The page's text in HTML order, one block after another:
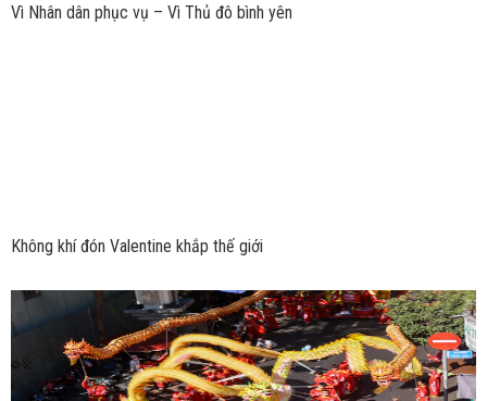
Vì Nhân dân phục vụ – Vì Thủ đô bình yên
Không khí đón Valentine khắp thế giới